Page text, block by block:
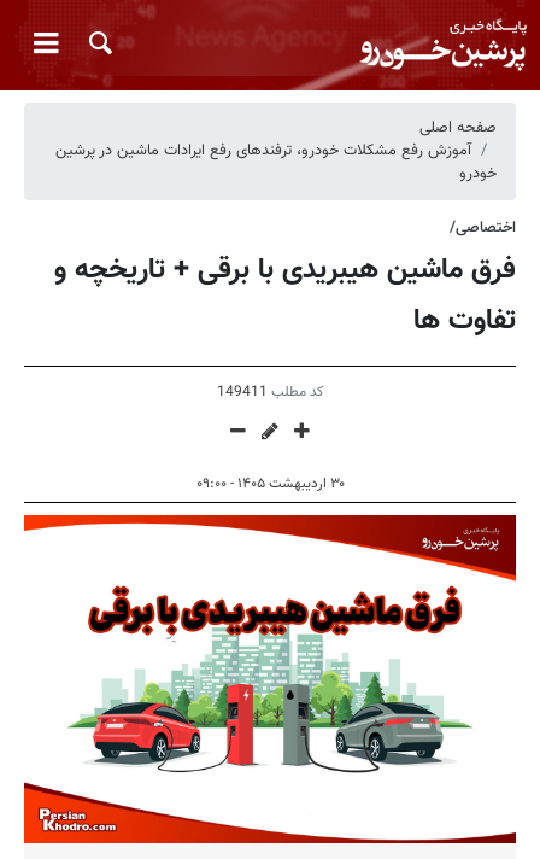
صفحه اصلی
آموزش رفع مشکلات خودرو، ترفندهای رفع ایرادات ماشین در پرشین
خودرو
اختصاصی/
فرق ماشین هیبریدی با برقی + تاریخچه و
تفاوت ها
کد مطلب 149411
۳۰ اردیبهشت ۱۴۰۵ - ۰۹:۰۰